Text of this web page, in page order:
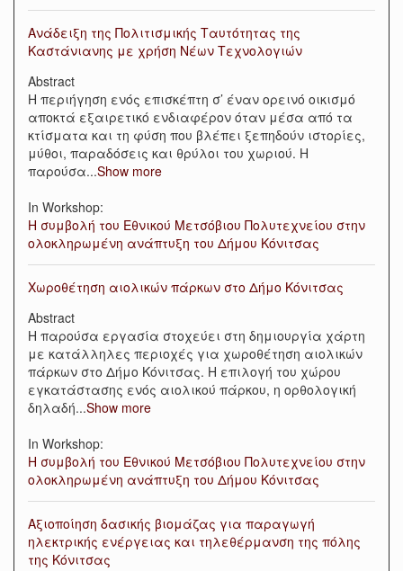
Ανάδειξη της Πολιτισμικής Ταυτότητας της
Καστάνιανης με χρήση Νέων Τεχνολογιών
Abstract
Η περιήγηση ενός επισκέπτη σ’ έναν ορεινό οικισμό
αποκτά εξαιρετικό ενδιαφέρον όταν μέσα από τα
κτίσματα και τη φύση που βλέπει ξεπηδούν ιστορίες,
μύθοι, παραδόσεις και θρύλοι του χωριού. Η
παρούσα...Show more
In Workshop:
Η συμβολή του Εθνικού Μετσόβιου Πολυτεχνείου στην
ολοκληρωμένη ανάπτυξη του Δήμου Κόνιτσας
Χωροθέτηση αιολικών πάρκων στο Δήμο Κόνιτσας
Abstract
Η παρούσα εργασία στοχεύει στη δημιουργία χάρτη
με κατάλληλες περιοχές για χωροθέτηση αιολικών
πάρκων στο Δήμο Κόνιτσας. Η επιλογή του χώρου
εγκατάστασης ενός αιολικού πάρκου, η ορθολογική
δηλαδή...Show more
In Workshop:
Η συμβολή του Εθνικού Μετσόβιου Πολυτεχνείου στην
ολοκληρωμένη ανάπτυξη του Δήμου Κόνιτσας
Αξιοποίηση δασικής βιομάζας για παραγωγή
ηλεκτρικής ενέργειας και τηλεθέρμανση της πόλης
της Κόνιτσας